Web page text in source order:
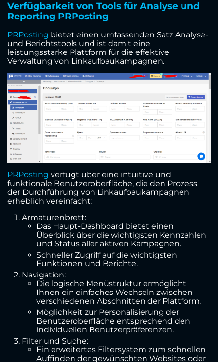
Verfügbarkeit von Tools für Analyse und
Reporting PRPosting
PRPosting bietet einen umfassenden Satz Analyse-
und Berichtstools und ist damit eine
leistungsstarke Plattform für die effektive
Verwaltung von Linkaufbaukampagnen.
PRPosting verfügt über eine intuitive und
funktionale Benutzeroberfläche, die den Prozess
der Durchführung von Linkaufbaukampagnen
erheblich vereinfacht:
Armaturenbrett:
Das Haupt-Dashboard bietet einen
Überblick über die wichtigsten Kennzahlen
und Status aller aktiven Kampagnen.
Schneller Zugriff auf die wichtigsten
Funktionen und Berichte.
Navigation:
Die logische Menüstruktur ermöglicht
Ihnen ein einfaches Wechseln zwischen
verschiedenen Abschnitten der Plattform.
Möglichkeit zur Personalisierung der
Benutzeroberfläche entsprechend den
individuellen Benutzerpräferenzen.
Filter und Suche:
Ein erweitertes Filtersystem zum schnellen
Auffinden der gewünschten Websites oder